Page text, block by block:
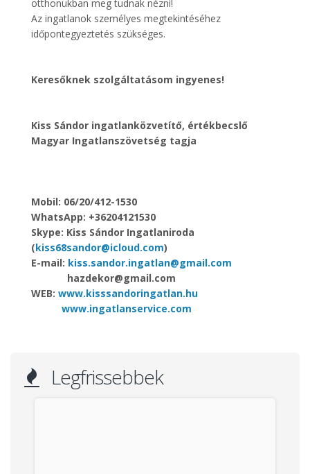
otthonukban meg tudnak nézni!
Az ingatlanok személyes megtekintéséhez
időpontegyeztetés szükséges.
Keresőknek szolgáltatásom ingyenes!
Kiss Sándor ingatlanközvetítő, értékbecslő
Magyar Ingatlanszövetség tagja
Mobil: 06/20/412-1530
WhatsApp: +36204121530
Skype: Kiss Sándor Ingatlaniroda
(kiss68sandor@icloud.com)
E-mail: kiss.sandor.ingatlan@gmail.com
hazdekor@gmail.com
WEB: www.kisssandoringatlan.hu
www.ingatlanservice.com
Legfrissebbek